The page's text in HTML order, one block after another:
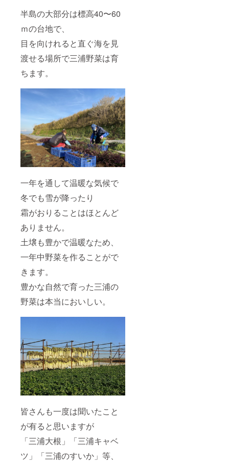
半島の大部分は標高40〜60
ｍの台地で、
目を向けれると直ぐ海を見
渡せる場所で三浦野菜は育
ちます。
一年を通して温暖な気候で
冬でも雪が降ったり
霜がおりることはほとんど
ありません。
土壌も豊かで温暖なため、
一年中野菜を作ることがで
きます。
豊かな自然で育った三浦の
野菜は本当においしい。
皆さんも一度は聞いたこと
が有ると思いますが
「三浦大根」「三浦キャベ
ツ」「三浦のすいか」等、